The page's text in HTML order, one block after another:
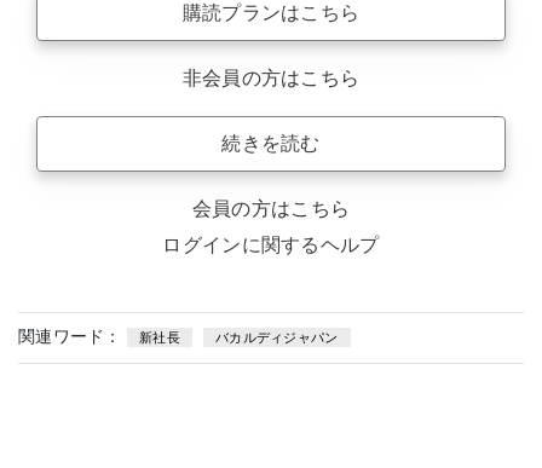
購読プランはこちら
非会員の方はこちら
続きを読む
会員の方はこちら
ログインに関するヘルプ
関連ワード： 新社長 バカルディジャパン